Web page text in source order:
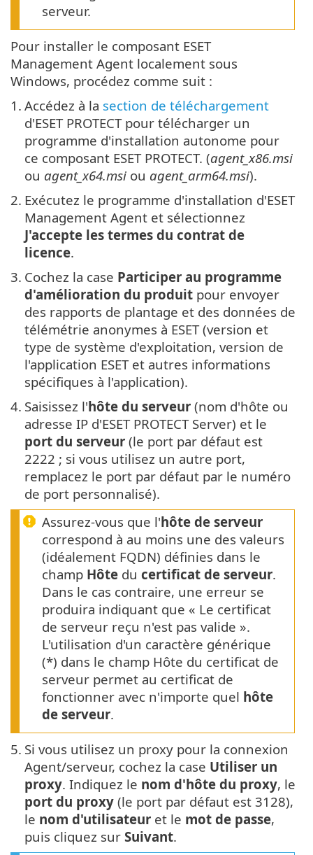
serveur.
Pour installer le composant ESET
Management Agent localement sous
Windows, procédez comme suit :
1. Accédez à la section de téléchargement
d'ESET PROTECT pour télécharger un
programme d'installation autonome pour
ce composant ESET PROTECT. (agent_x86.msi
ou agent_x64.msi ou agent_arm64.msi).
2. Exécutez le programme d'installation d'ESET
Management Agent et sélectionnez
J'accepte les termes du contrat de
licence.
3. Cochez la case Participer au programme
d'amélioration du produit pour envoyer
des rapports de plantage et des données de
télémétrie anonymes à ESET (version et
type de système d'exploitation, version de
l'application ESET et autres informations
spécifiques à l'application).
4. Saisissez l'hôte du serveur (nom d'hôte ou
adresse IP d'ESET PROTECT Server) et le
port du serveur (le port par défaut est
2222 ; si vous utilisez un autre port,
remplacez le port par défaut par le numéro
de port personnalisé).
Assurez-vous que l'hôte de serveur
correspond à au moins une des valeurs
(idéalement FQDN) définies dans le
champ Hôte du certificat de serveur.
Dans le cas contraire, une erreur se
produira indiquant que « Le certificat
de serveur reçu n'est pas valide ».
L'utilisation d'un caractère générique
(*) dans le champ Hôte du certificat de
serveur permet au certificat de
fonctionner avec n'importe quel hôte
de serveur.
5. Si vous utilisez un proxy pour la connexion
Agent/serveur, cochez la case Utiliser un
proxy. Indiquez le nom d'hôte du proxy, le
port du proxy (le port par défaut est 3128),
le nom d'utilisateur et le mot de passe,
puis cliquez sur Suivant.